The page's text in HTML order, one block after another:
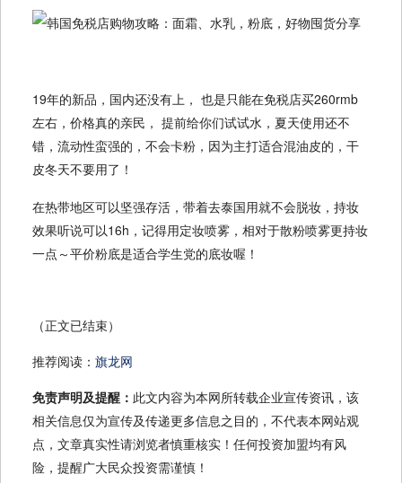
19年的新品，国内还没有上， 也是只能在免税店买260rmb
左右，价格真的亲民， 提前给你们试试水，夏天使用还不
错，流动性蛮强的，不会卡粉，因为主打适合混油皮的，干
皮冬天不要用了！
在热带地区可以坚强存活，带着去泰国用就不会脱妆，持妆
效果听说可以16h，记得用定妆喷雾，相对于散粉喷雾更持妆
一点～平价粉底是适合学生党的底妆喔！
（正文已结束）
推荐阅读： 旗龙网
免责声明及提醒： 此文内容为本网所转载企业宣传资讯，该
相关信息仅为宣传及传递更多信息之目的，不代表本网站观
点，文章真实性请浏览者慎重核实！任何投资加盟均有风
险，提醒广大民众投资需谨慎！